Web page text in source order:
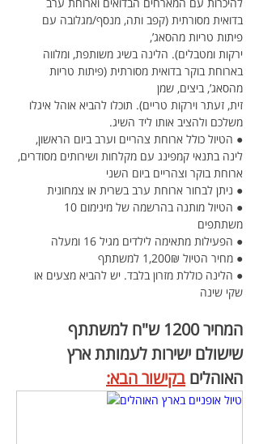
בדואית מסורתית (קפב ותה, מנסף/מגלובה עם
פיתות טריות מהסאג’,
ירקות ומטבלים). הלינה בשיג משותפת, ומלווה
בארוחת בוקר בדואית מסורתית (פיתות טריות
מהסאג’, ביצים, שמן
זית, זעתר וירקות טריים). תוכלו להביא אוהל איגלו
משלכם ולהציב אותו ליד השיג.
● הטיול כולל ארוחת צהריים וערב ביום הראשון,
לינה בתנאי קמפינג עם מקלחות ושירותים מסודרים,
ארוחת בוקר וצהריים ביום השני
● ניתן לבחור ארוחת ערב בשרית או צמחונית
משתתפים
● הפעילות מתאימה לילדים מגיל 16 ומעלה
● מחיר הטיול 1,200₪ למשתתף
● הלינה כוללת מזרון בלבד. יש להביא מצעים או
שקי שינה
המחיר 1200 ש"ח למשתתף
שישולם ישירות לעמותת ארץ
האוהלים בקישור הבא: